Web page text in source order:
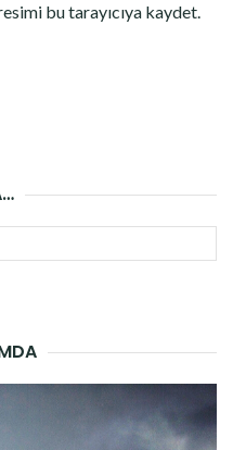
bu tarayıcıya kaydet.